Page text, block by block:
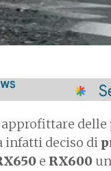
delle
infatti deciso di
e RX600 un